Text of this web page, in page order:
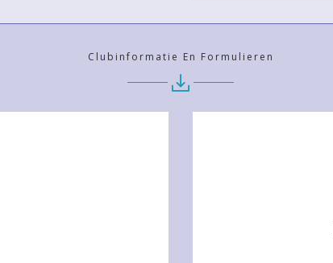
Clubinformatie En Formulieren